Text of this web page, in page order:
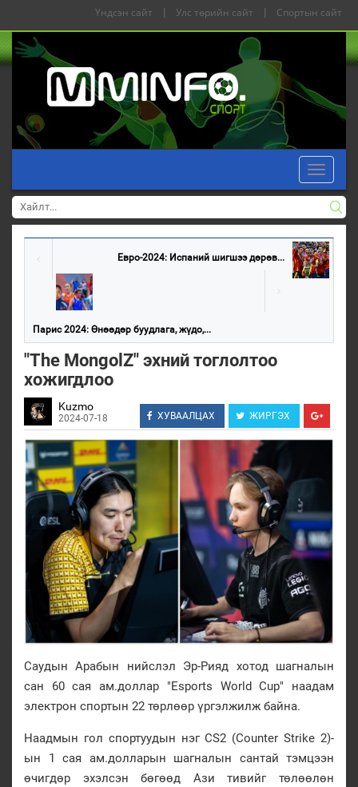
Үндсэн сайт | Улс төрийн сайт | Спортын сайт
Toggle
Евро-2024: Испаний шигшээ дөрөв...
Парис 2024: Өнөөдөр буудлага, жүдо,...
"The MongolZ" эхний тоглолтоо
хожигдлоо
Kuzmo
2024-07-18 ХУВААЛЦАХ ЖИРГЭХ
Саудын Арабын нийслэл Эр-Рияд хотод шагналын
сан 60 сая ам.доллар "Esports World Cup" наадам
электрон спортын 22 төрлөөр үргэлжилж байна.
Наадмын гол спортуудын нэг CS2 (Counter Strike 2)-
ын 1 сая ам.долларын шагналын сантай тэмцээн
өчигдөр эхэлсэн бөгөөд Ази тивийг төлөөлөн